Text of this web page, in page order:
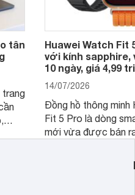
tân
trang
dễ
Huawei Watch Fit
với kính sapphire,
10 ngày, giá 4,99
14/07/2026
Đồng hồ thông minh
Fit 5 Pro là dòng
mới vừa được bán
huy thế mạnh từ
thiết kế thời thượng